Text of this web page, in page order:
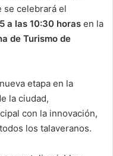
se celebrará el
a las 10:30 horas en la
de Turismo de
etapa en la
la ciudad,
con la innovación,
los talaveranos.